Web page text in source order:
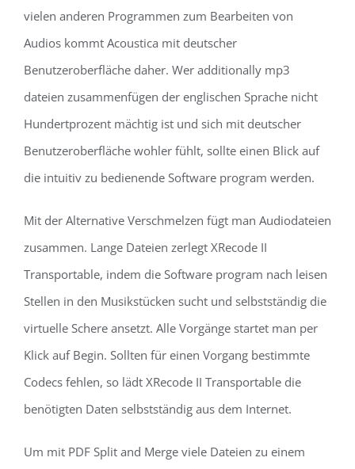
vielen anderen Programmen zum Bearbeiten von
Audios kommt Acoustica mit deutscher
Benutzeroberfläche daher. Wer additionally mp3
dateien zusammenfügen der englischen Sprache nicht
Hundertprozent mächtig ist und sich mit deutscher
Benutzeroberfläche wohler fühlt, sollte einen Blick auf
die intuitiv zu bedienende Software program werden.
Mit der Alternative Verschmelzen fügt man Audiodateien
zusammen. Lange Dateien zerlegt XRecode II
Transportable, indem die Software program nach leisen
Stellen in den Musikstücken sucht und selbstständig die
virtuelle Schere ansetzt. Alle Vorgänge startet man per
Klick auf Begin. Sollten für einen Vorgang bestimmte
Codecs fehlen, so lädt XRecode II Transportable die
benötigten Daten selbstständig aus dem Internet.
Um mit PDF Split and Merge viele Dateien zu einem